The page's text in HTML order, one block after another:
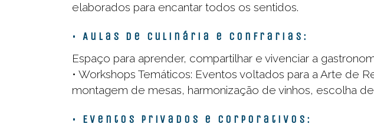
elaborados para encantar todos os sentidos.
• Aulas de Culinária e Confrarias:
Espaço para aprender, compartilhar e vivenciar a
• Workshops Temáticos: Eventos voltados para a Arte de
montagem de mesas, harmonização de vinhos, escolha
• Eventos Privados e Corporativos: